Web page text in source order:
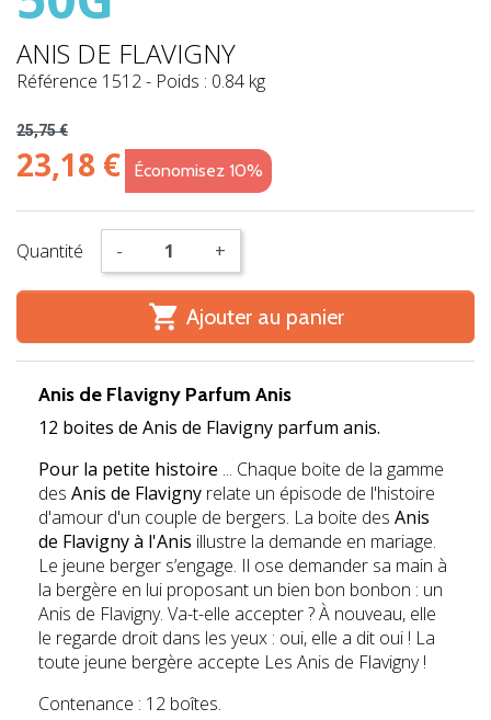
ANIS DE FLAVIGNY
Référence 1512- Poids : 0.84 kg
25,75 €
23,18 € Économisez 10%
Quantité - +
 Ajouter au panier
Anis de Flavigny Parfum Anis
12 boites de Anis de Flavigny parfum anis.
Pour la petite histoire ... Chaque boite de la gamme
des Anis de Flavigny relate un épisode de l'histoire
d'amour d'un couple de bergers. La boite des Anis
de Flavigny à l'Anis illustre la demande en mariage.
Le jeune berger s’engage. Il ose demander sa main à
la bergère en lui proposant un bien bon bonbon : un
Anis de Flavigny. Va-t-elle accepter ? À nouveau, elle
le regarde droit dans les yeux : oui, elle a dit oui ! La
toute jeune bergère accepte Les Anis de Flavigny !
Contenance : 12 boîtes.